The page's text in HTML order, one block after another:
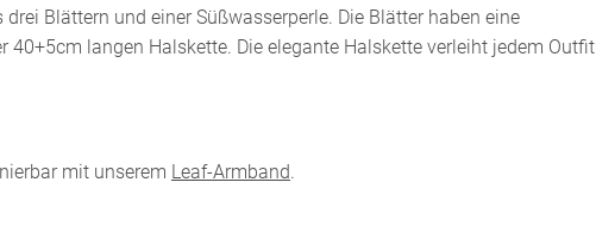
Blättern und einer Süßwasserperle. Die Blätter haben eine
40+5cm langen Halskette. Die elegante Halskette verleiht jedem Outfit
mit unserem Leaf-Armband.